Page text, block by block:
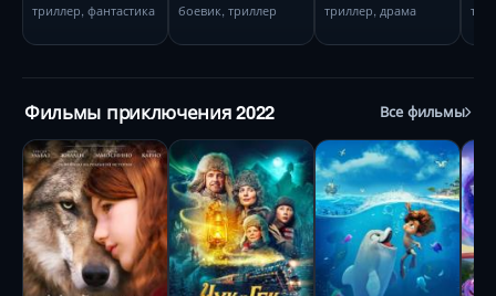
триллер, фантастика боевик, триллер триллер, драма
Фильмы приключения 2022 Все фильмы